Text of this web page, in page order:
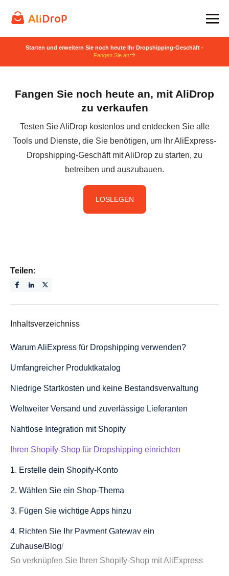
Starten und erweitern Sie noch heute Ihr Dropshipping-Geschäft -
Fangen Sie an
Fangen Sie noch heute an, mit AliDrop
zu verkaufen
Testen Sie AliDrop kostenlos und entdecken Sie alle
Tools und Dienste, die Sie benötigen, um Ihr AliExpress-
Dropshipping-Geschäft mit AliDrop zu starten, zu
betreiben und auszubauen.
LOSLEGEN
Teilen:
Inhaltsverzeichniss
Warum AliExpress für Dropshipping verwenden?
Umfangreicher Produktkatalog
Niedrige Startkosten und keine Bestandsverwaltung
Weltweiter Versand und zuverlässige Lieferanten
Nahtlose Integration mit Shopify
Ihren Shopify-Shop für Dropshipping einrichten
1. Erstelle dein Shopify-Konto
2. Wählen Sie ein Shop-Thema
3. Fügen Sie wichtige Apps hinzu
4. Richten Sie Ihr Payment Gateway ein
5. Passen Sie die Einstellungen Ihres Shops an
Zuhause/Blog/
So verknüpfen Sie Ihren Shopify-Shop mit AliExpress